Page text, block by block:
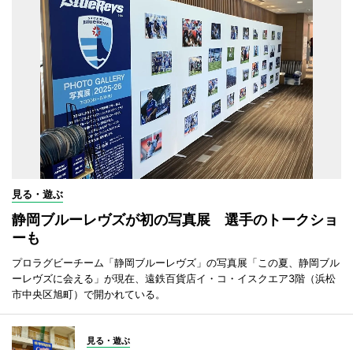
見る・遊ぶ
静岡ブルーレヴズが初の写真展 選手のトークショ
ーも
プロラグビーチーム「静岡ブルーレヴズ」の写真展「この夏、静岡ブル
ーレヴズに会える」が現在、遠鉄百貨店イ・コ・イスクエア3階（浜松
市中央区旭町）で開かれている。
見る・遊ぶ